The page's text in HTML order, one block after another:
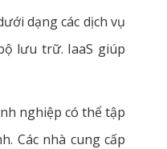
dạng các dịch vụ
lưu trữ. IaaS giúp
nghiệp có thể tập
Các nhà cung cấp